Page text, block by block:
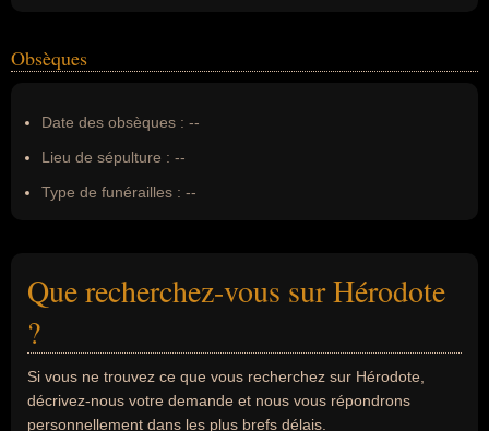
Obsèques
Date des obsèques : --
Lieu de sépulture : --
Type de funérailles : --
Que recherchez-vous sur Hérodote
?
Si vous ne trouvez ce que vous recherchez sur Hérodote,
décrivez-nous votre demande et nous vous répondrons
personnellement dans les plus brefs délais.